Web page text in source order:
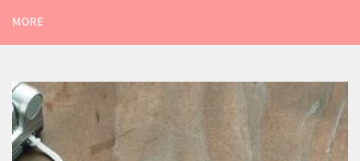
MORE